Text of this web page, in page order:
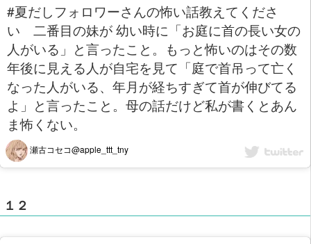
#夏だしフォロワーさんの怖い話教えてくださ
い 二番目の妹が 幼い時に「お庭に首の長い女の
人がいる」と言ったこと。もっと怖いのはその数
年後に見える人が自宅を見て「庭で首吊って亡く
なった人がいる、年月が経ちすぎて首が伸びてる
よ」と言ったこと。母の話だけど私が書くとあん
ま怖くない。
瀬古コセコ@apple_ttt_tny
１２